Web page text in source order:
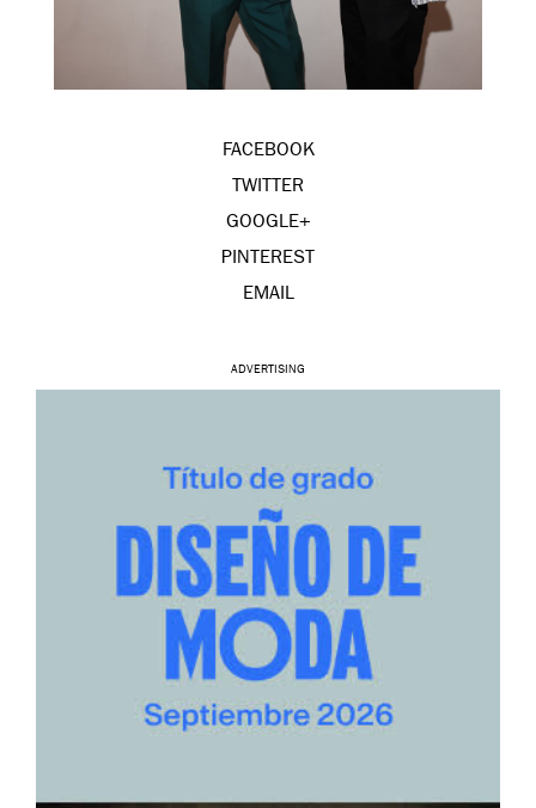
FACEBOOK
TWITTER
GOOGLE+
PINTEREST
EMAIL
ADVERTISING